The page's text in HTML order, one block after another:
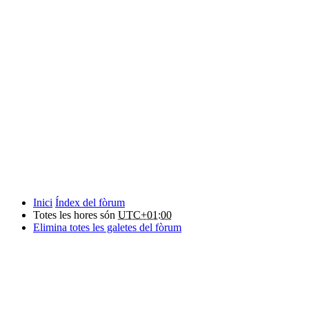
Inici Índex del fòrum
Totes les hores són UTC+01:00
Elimina totes les galetes del fòrum